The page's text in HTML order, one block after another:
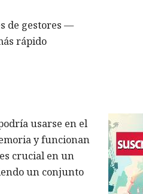
de gestores —
rápido
usarse en el
y funcionan
crucial en un
un conjunto